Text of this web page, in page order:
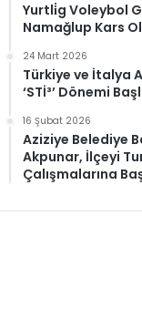
Yurtli̇g Voleybol
Namağlup Kars
24 Mart 2026
Türkiye ve İtalya
‘STİ³’ Dönemi
16 Şubat 2026
Aziziye Belediye
Akpunar, İlçeyi
Çalışmalarına